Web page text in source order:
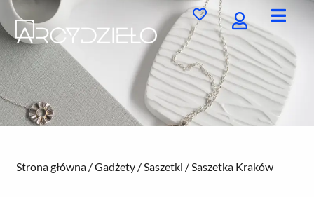
Przejdź
do
treści
Strona główna /Gadżety /Saszetki / Saszetka Kraków